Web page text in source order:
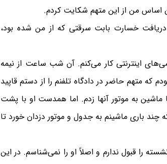
اساس من از این متهم شکایت کردم.
خسارت بابت سرقتی که از من شده بود،
اینترنتی کار می‌کنم. آن شب ساعت از نیمه
متهم حاضر در دادگاه تلفنم را از دستم قاپید
به موتور آنها زدم. اما همدست او با پشت
چند باری ماشینم به جدول و موتور دزدان خورد تا
را قبول ندارم و اصلاً او را نمی‌شناسم. در این